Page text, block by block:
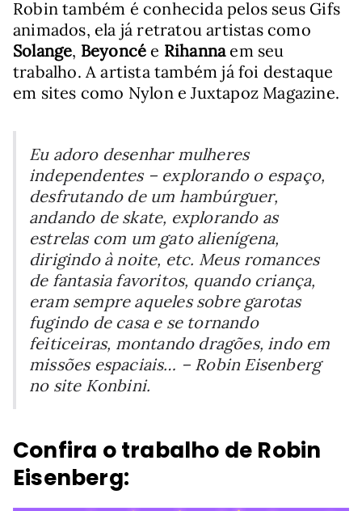
Robin também é conhecida pelos seus Gifs
animados, ela já retratou artistas como
Solange, Beyoncé e Rihannaem seu
trabalho. A artista também já foi destaque
em sites como Nylon e Juxtapoz Magazine.
Eu adoro desenhar mulheres
independentes – explorando o espaço,
desfrutando de um hambúrguer,
andando de skate, explorando as
estrelas com um gato alienígena,
dirigindo à noite, etc. Meus romances
de fantasia favoritos, quando criança,
eram sempre aqueles sobre garotas
fugindo de casa e se tornando
feiticeiras, montando dragões, indo em
missões espaciais… – Robin Eisenberg
no site Konbini.
Confira o trabalho de Robin
Eisenberg: